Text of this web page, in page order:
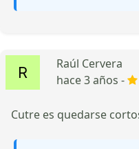
Raúl Cervera
hace 3 años -
Cutre es quedarse